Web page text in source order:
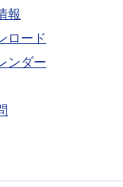
報
ロード
ンダー